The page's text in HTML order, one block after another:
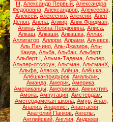
III Александр Первый Александра
Фёдоровна, Александров, Алексеева,
Алексей Алексенко Алексий Ален
Делон Алена Алжир Алик Фридман
Алина Алина-Пердюлина Алиса
Алкаш Алкаши Алкашка Аллах
Аллигатор, Аллори, Алрами, Алчевск,
Аль Пачино, Аль-Джазира, Аль-
Каида Альба Альбац Альберт,
Альберт I Альма-Тадема Альпер
Альпер-отсосун Альтман АльтманХ
Альфа Аляска Алёша Алёшка
Алёшка-придурок, Амальрик,
Аманда Америк Америка
Американцы Америкюки Амнистия
Амона Ампутация Амстердам
Амстердамская школа, Амур, Анал,
Анализ Анархист, Анастасия
Анатолий Панков Ангелы
Английский, Англия, Андреев,